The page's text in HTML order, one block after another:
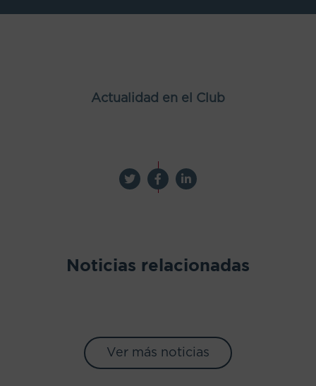
Actualidad en el Club
Noticias relacionadas
Ver más noticias